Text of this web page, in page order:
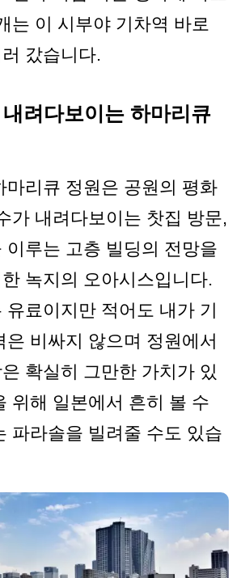
는 이 시부야 기차역 바로
갔습니다.
려다보이는 하마리큐
마리큐 정원은 공원의 평화
가 내려다보이는 찻집 방문,
이루는 고층 빌딩의 전망을
녹지의 오아시스입니다.
유료이지만 적어도 내가 기
은 비싸지 않으며 정원에서
확실히 그만한 가치가 있
위해 일본에서 흔히 볼 수
파라솔을 빌려줄 수도 있습